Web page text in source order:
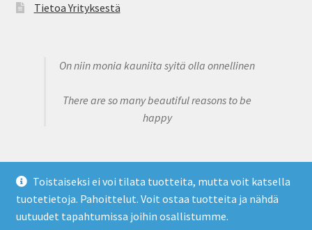
Toistaiseksi ei voi tilata tuotteita, mutta voit katsella
tuotetietoja. Pahoittelut. Voit ostaa tuotteita ja nähdä
uutuudet tapahtumissa joihin osallistumme.
Tietoa Yrityksestä
On niin monia kauniita syitä olla onnellinen
There are so many beautiful reasons to be
happy
© Claire's Sweet Bowtique 2026
Tietosuojaseloste
Built with WooCommerce